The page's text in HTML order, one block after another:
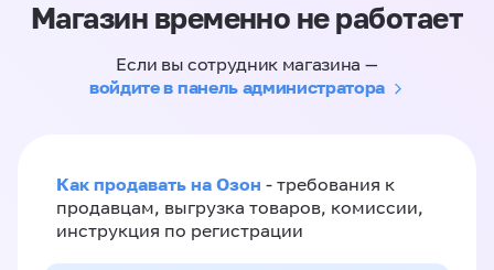
Магазин временно не работает
Если вы сотрудник магазина —
войдите в панель администратора
Как продавать на Озон - требования к
продавцам, выгрузка товаров, комиссии,
инструкция по регистрации